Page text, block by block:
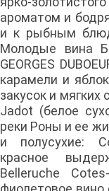
ароматом и
и к рыбным
Молодые вина
GEORGES
карамели и
закусок и мягких
Jadot (белое
реки Роны и ее
и полусухие:
красное
Belleruche